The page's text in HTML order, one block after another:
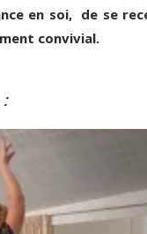
en soi, de se
convivial.